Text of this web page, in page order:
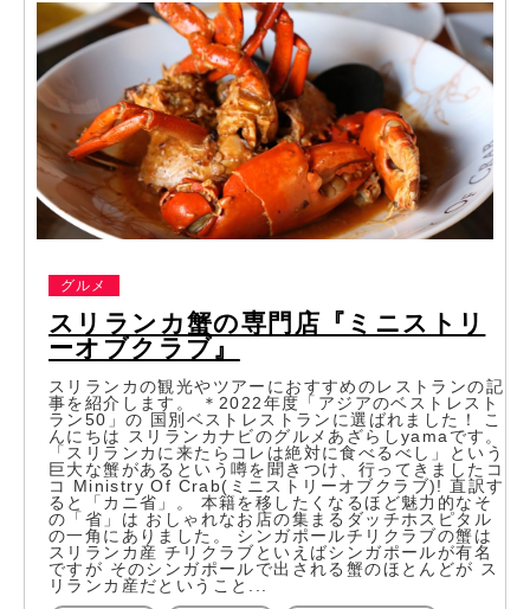
スリランカ蟹の専門店『ミニストリ
ーオブクラブ』
グルメ
スリランカの観光やツアーにおすすめのレストランの記
事を紹介します。 ＊2022年度「アジアのベストレスト
ラン50」の 国別ベストレストランに選ばれました！ こ
んにちは スリランカナビのグルメあざらしyamaです。
「スリランカに来たらコレは絶対に食べるべし」という
巨大な蟹があるという噂を聞きつけ、行ってきましたコ
コ Ministry Of Crab(ミニストリーオブクラブ)! 直訳す
ると「カニ省」。 本籍を移したくなるほど魅力的なそ
の「省」は おしゃれなお店の集まるダッチホスピタル
の一角にありました。 シンガポールチリクラブの蟹は
スリランカ産 チリクラブといえばシンガポールが有名
ですが そのシンガポールで出される蟹のほとんどが ス
リランカ産だということ...